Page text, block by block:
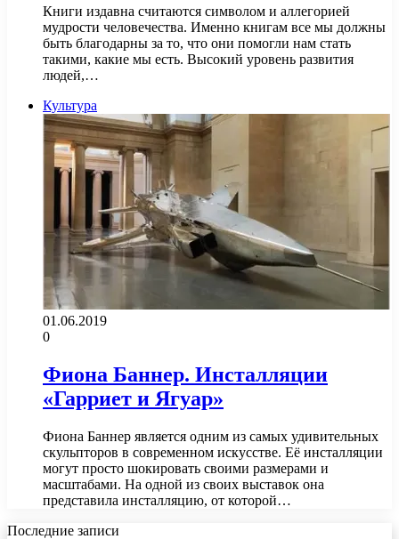
Книги издавна считаются символом и аллегорией
мудрости человечества. Именно книгам все мы должны
быть благодарны за то, что они помогли нам стать
такими, какие мы есть. Высокий уровень развития
людей,…
Культура
01.06.2019
0
Фиона Баннер. Инсталляции
«Гарриет и Ягуар»
Фиона Баннер является одним из самых удивительных
скульпторов в современном искусстве. Её инсталляции
могут просто шокировать своими размерами и
масштабами. На одной из своих выставок она
представила инсталляцию, от которой…
Последние записи